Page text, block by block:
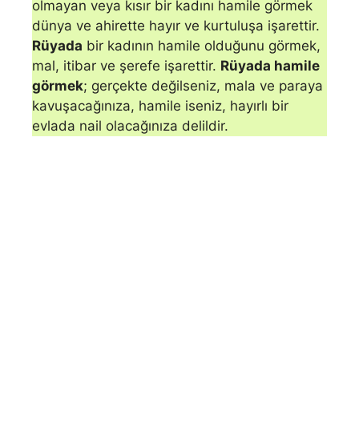
olmayan veya kısır bir kadını hamile görmek
dünya ve ahirette hayır ve kurtuluşa işarettir.
Rüyada bir kadının hamile olduğunu görmek,
mal, itibar ve şerefe işarettir. Rüyada hamile
görmek; gerçekte değilseniz, mala ve paraya
kavuşaca­ğınıza, hamile iseniz, hayırlı bir
evlada nail olacağınıza delildir.